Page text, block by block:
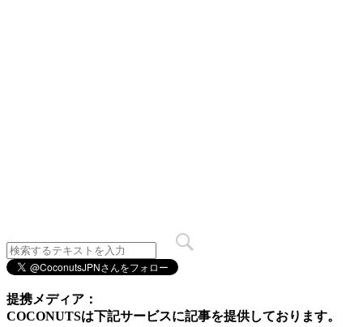
提携メディア：
COCONUTSは下記サービスに記事を提供しております。